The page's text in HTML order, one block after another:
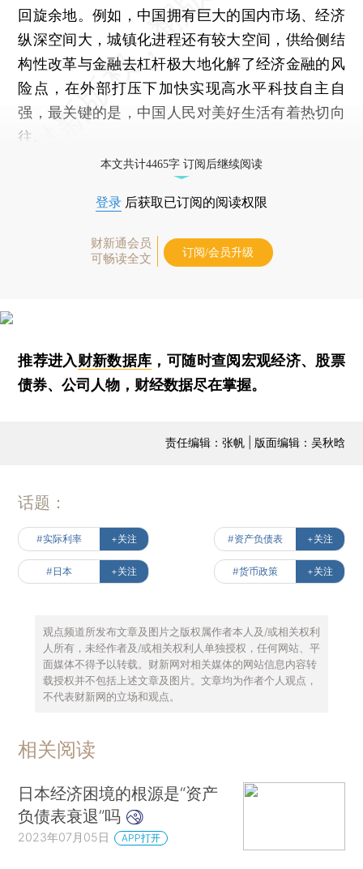
回旋余地。例如，中国拥有巨大的国内市场、经济
纵深空间大，城镇化进程还有较大空间，供给侧结
构性改革与金融去杠杆极大地化解了经济金融的风
险点，在外部打压下加快实现高水平科技自主自
强，最关键的是，中国人民对美好生活有着热切向
往。
本文共计4465字 订阅后继续阅读
登录 后获取已订阅的阅读权限
财新通会员
可畅读全文
订阅/会员升级
推荐进入财新数据库 ，可随时查阅宏观经济、股票
债券、公司人物，财经数据尽在掌握。
责任编辑：张帆 | 版面编辑：吴秋晗
话题：
#实际利率 +关注 #资产负债表 +关注
#日本 +关注 #货币政策 +关注
观点频道所发布文章及图片之版权属作者本人及/或相关权利
人所有，未经作者及/或相关权利人单独授权，任何网站、平
面媒体不得予以转载。财新网对相关媒体的网站信息内容转
载授权并不包括上述文章及图片。文章均为作者个人观点，
不代表财新网的立场和观点。
相关阅读
日本经济困境的根源是“资产
负债表衰退”吗
2023年07月05日 APP打开